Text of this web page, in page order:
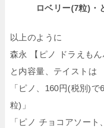
ロベリー(7粒)・
以上のように
森永 【ピノ ドラえも
と内容量、テイストは
「ピノ、160円(税別)
粒)」
「ピノ チョコアソー